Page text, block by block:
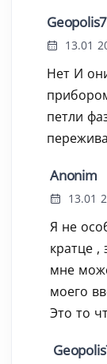
13.01
Нет И
петли
Anonim
13.01
Я не
кратце ,
мне
моего
Это то